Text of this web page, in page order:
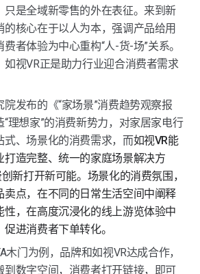
只是全域新零售的外在表征。来到新
核心在于以人为本，强调产品给用
者体验为中心重构“人-货-场”关系。
如视VR正是助力行业迎合消费者需求
发布的《“家场景”消费趋势观察报
理想家”的消费新势力，对家居家电行
式、场景化的消费需求，而如视VR能
打造完整、统一的家庭场景解决方
新打开新可能。场景化的消费氛围，
卖点，在不同的日常生活空间中阐释
性，在高度沉浸化的线上游览体验中
进消费者下单转化。
木门为例，品牌和如视VR达成合作，
到数字空间，消费者打开链接，即可